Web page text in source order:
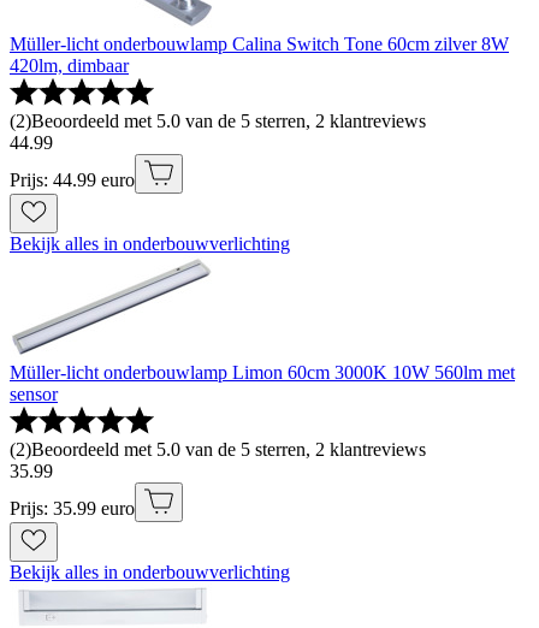
Müller-licht onderbouwlamp Calina Switch Tone 60cm zilver 8W
420lm, dimbaar
(2)Beoordeeld met 5.0 van de 5 sterren, 2 klantreviews
44.99
Prijs: 44.99 euro
Bekijk alles in onderbouwverlichting
Müller-licht onderbouwlamp Limon 60cm 3000K 10W 560lm met
sensor
(2)Beoordeeld met 5.0 van de 5 sterren, 2 klantreviews
35.99
Prijs: 35.99 euro
Bekijk alles in onderbouwverlichting